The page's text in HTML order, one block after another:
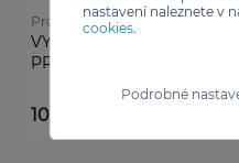
nastavení naleznete v
cookies.
Podrobné
Profi-europe
VYSAVAČ PRŮMYSLOVÝ
PROFI 45.15 MFE
10 999 Kč